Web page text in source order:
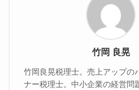
竹岡 良晃
竹岡良晃税理士。売上アップの
ナー税理士。中小企業の経営問